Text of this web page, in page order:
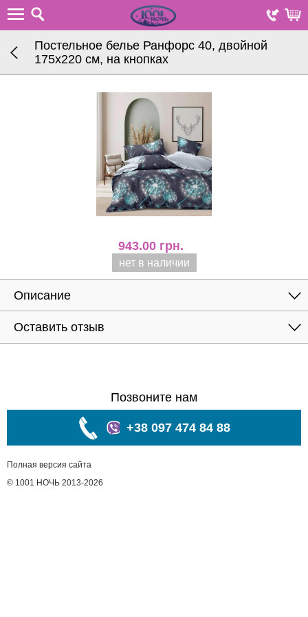
Постельное белье Ранфорс 40, двойной
175х220 см, на кнопках
943.00 грн.
нет в наличии
Описание
Оставить отзыв
Позвоните нам
+38 097 474 84 88
Полная версия сайта
© 1001 НОЧЬ 2013-2026